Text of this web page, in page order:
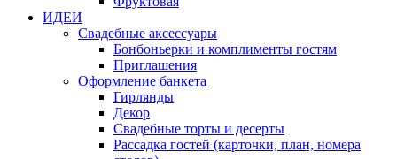
ИДЕИ
Свадебные аксессуары
Бонбоньерки и комплименты гостям
Приглашения
Оформление банкета
Гирлянды
Декор
Свадебные торты и десерты
Рассадка гостей (карточки, план, номера